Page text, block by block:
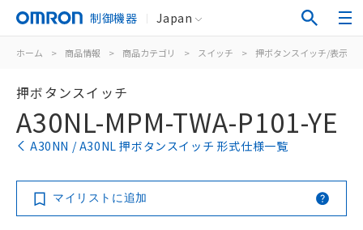
制御機器 Japan
ホーム > 商品情報 > 商品カテゴリ > スイッチ > 押ボタンスイッチ/表示灯
押ボタンスイッチ
A30NL-MPM-TWA-P101-YE
A30NN / A30NL 押ボタンスイッチ 形式仕様一覧
マイリストに追加